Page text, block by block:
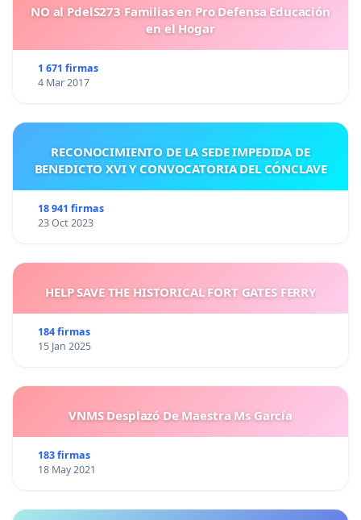
NO al PdelS273 Familias en Pro Defensa Educación
en el Hogar
1 671 firmas
4 Mar 2017
RECONOCIMIENTO DE LA SEDE IMPEDIDA DE
BENEDICTO XVI Y CONVOCATORIA DEL CÓNCLAVE
18 941 firmas
23 Oct 2023
HELP SAVE THE HISTORICAL FORT GATES FERRY
184 firmas
15 Jan 2025
VNMS Desplazó De Maestra Ms García
183 firmas
18 May 2021